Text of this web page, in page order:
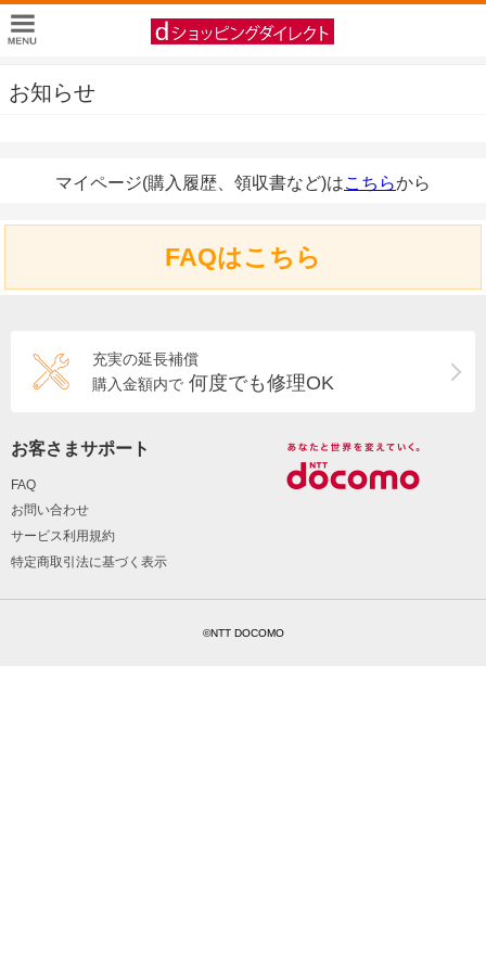
お知らせ
マイページ(購入履歴、領収書など)はこちらから
FAQはこちら
充実の延長補償
購入金額内で 何度でも修理OK
お客さまサポート
FAQ
お問い合わせ
サービス利用規約
特定商取引法に基づく表示
©NTT DOCOMO